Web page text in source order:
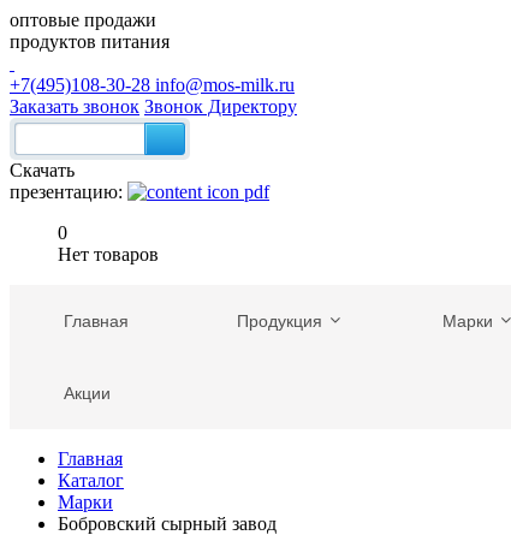
оптовые продажи
продуктов питания
+7(495)108-30-28 info@mos-milk.ru
Заказать звонок Звонок Директору
Скачать
презентацию:
0
Нет товаров
Главная Продукция Марки
Акции
Главная
Каталог
Марки
Бобровский сырный завод